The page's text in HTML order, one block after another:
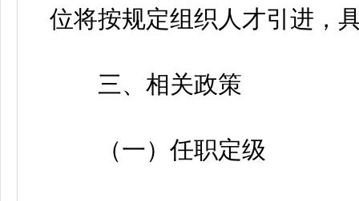
位将按规定组织人才引进，
三、相关政策
（一）任职定级